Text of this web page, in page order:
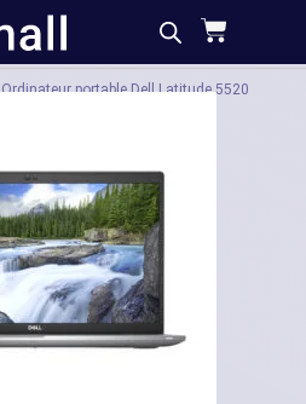
Caractéristiques
portable Dell Latitude 5520